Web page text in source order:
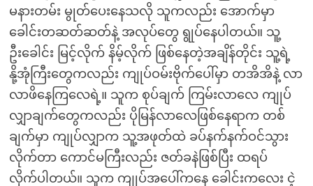
မနားတမ်း မွုတ်ပေးနေသလို သူကလည်း အောက်မှာ
ခေါင်းတဆတ်ဆတ်နဲ့ အလုပ်တွေ ရွုပ်နေပါတယ်။ သူ့
ဦးခေါင်း မြင့်လိုက် နိမ့်လိုက် ဖြစ်နေတဲ့အချိန်တိုင်း သူ့ရဲ့
နို့အုံကြီးတွေကလည်း ကျုပ်ဝမ်းဗိုက်ပေါ်မှာ တအိအိနဲ့ လာ
လာဖိနေကြလေရဲ့။ သူက စုပ်ချက် ကြမ်းလာလေ ကျုပ်
လျှာချက်တွေကလည်း ပိုမြန်လာလေဖြစ်နေရာက တစ်
ချက်မှာ ကျုပ်လျှာက သူ့အဖုတ်ထဲ ခပ်နက်နက်ဝင်သွား
လိုက်တာ ကောင်မကြီးလည်း ဇတ်ခနဲဖြစ်ပြီး ထရပ်
လိုက်ပါတယ်။ သူက ကျုပ်အပေါ်ကနေ ခေါင်းကလေး ငဲ့